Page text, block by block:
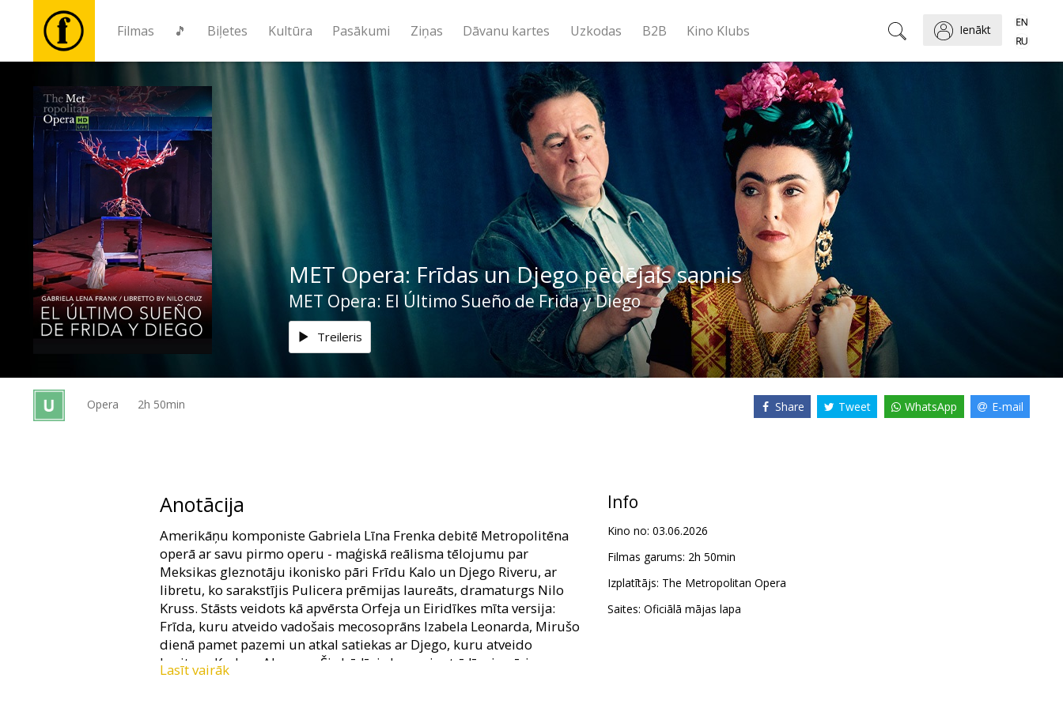
Filmas 🎵 Biļetes Kultūra Pasākumi Ziņas Dāvanu kartes Uzkodas B2B Kino Klubs Ienākt
Filmas
🎵
Biļetes
Kultūra
Pasākumi
Ziņas
kartes
MET Opera: Frīdas un Djego pēdējais sapnis
MET Opera: El Último Sueño de Frida y Diego
Treileris
Opera 2h 50min Share Tweet WhatsApp E-mail
Anotācija
Amerikāņu komponiste Gabriela Līna Frenka debitē Metropolitēna
operā ar savu pirmo operu - maģiskā reālisma tēlojumu par
Meksikas gleznotāju ikonisko pāri Frīdu Kalo un Djego Riveru, ar
libretu, ko sarakstījis Pulicera prēmijas laureāts, dramaturgs Nilo
Kruss. Stāsts veidots kā apvērsta Orfeja un Eiridīkes mīta versija:
Frīda, kuru atveido vadošais mecosoprāns Izabela Leonarda, Mirušo
dienā pamet pazemi un atkal satiekas ar Djego, kuru atveido
baritons Karloss Alvarezs. Šis bēdīgi slavenais strīdīgais pāris uz
mirkli no jauna izdzīvo savus nemierīgās mīlestības
Lasīt vairāk
Info
Kino no: 03.06.2026
Filmas garums: 2h 50min
Izplatītājs: The Metropolitan Opera
Saites: Oficiālā mājas lapa